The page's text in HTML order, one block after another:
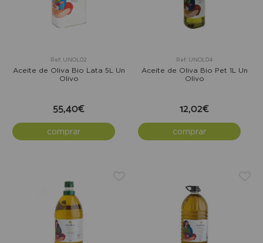
Ref: UNOL02
Aceite de Oliva Bio Lata 5L Un
Olivo
55,40€
comprar
Ref: UNOL04
Aceite de Oliva Bio Pet 1L Un
Olivo
12,02€
comprar